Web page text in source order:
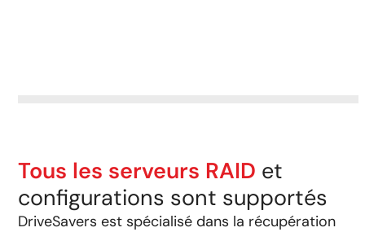
Tous les serveurs RAID et
configurations sont supportés
DriveSavers est spécialisé dans la récupération